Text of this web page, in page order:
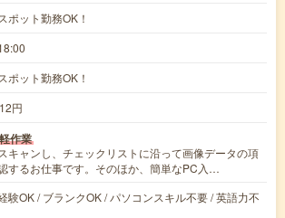
ポット勤務OK！
ポット勤務OK！
円
作業
キャンし、チェックリストに沿って画像データの項
するお仕事です。そのほか、簡単なPC入…
験OK / ブランクOK / パソコンスキル不要 / 英語力不